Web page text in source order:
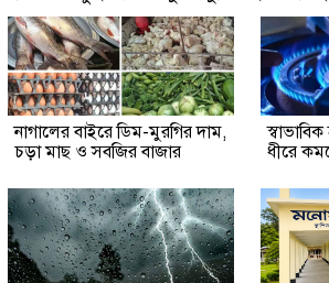
নাগালের বাইরে ডিম-মুরগির দাম,
চড়া মাছ ও সবজির বাজার
ধীরে